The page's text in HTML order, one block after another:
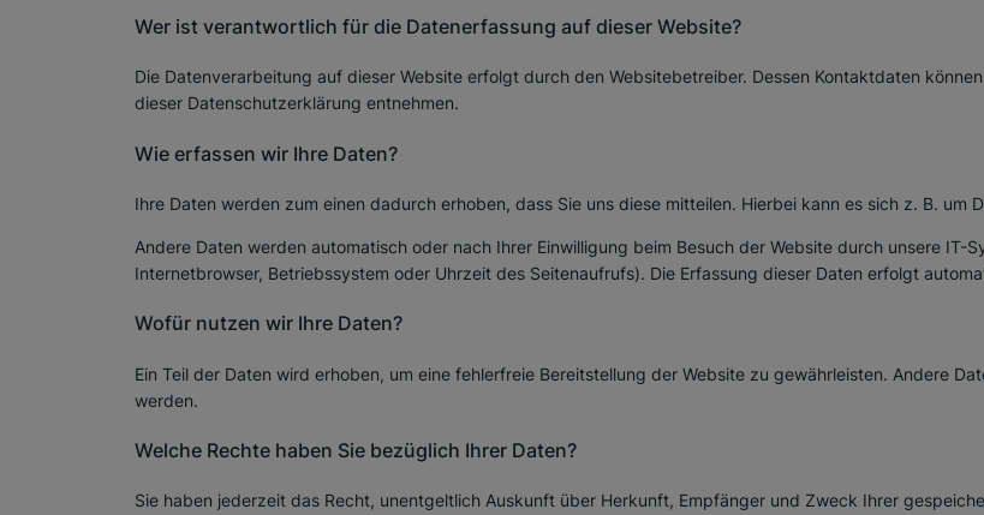
Wer ist verantwortlich für die Datenerfassung auf dieser Website?
Die Datenverarbeitung auf dieser Website erfolgt durch den Websitebetreiber. Dessen Kontaktdaten
dieser Datenschutzerklärung entnehmen.
Wie erfassen wir Ihre Daten?
Ihre Daten werden zum einen dadurch erhoben, dass Sie uns diese mitteilen. Hierbei kann es sich z. B. um
Andere Daten werden automatisch oder nach Ihrer Einwilligung beim Besuch der Website durch unsere IT-
Internetbrowser, Betriebssystem oder Uhrzeit des Seitenaufrufs). Die Erfassung dieser Daten erfolgt
Wofür nutzen wir Ihre Daten?
Ein Teil der Daten wird erhoben, um eine fehlerfreie Bereitstellung der Website zu gewährleisten. Andere
werden.
Welche Rechte haben Sie bezüglich Ihrer Daten?
Sie haben jederzeit das Recht, unentgeltlich Auskunft über Herkunft, Empfänger und Zweck Ihrer